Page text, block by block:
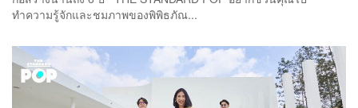
ทำความรู้จักและชมภาพของพิพิธภัณ...